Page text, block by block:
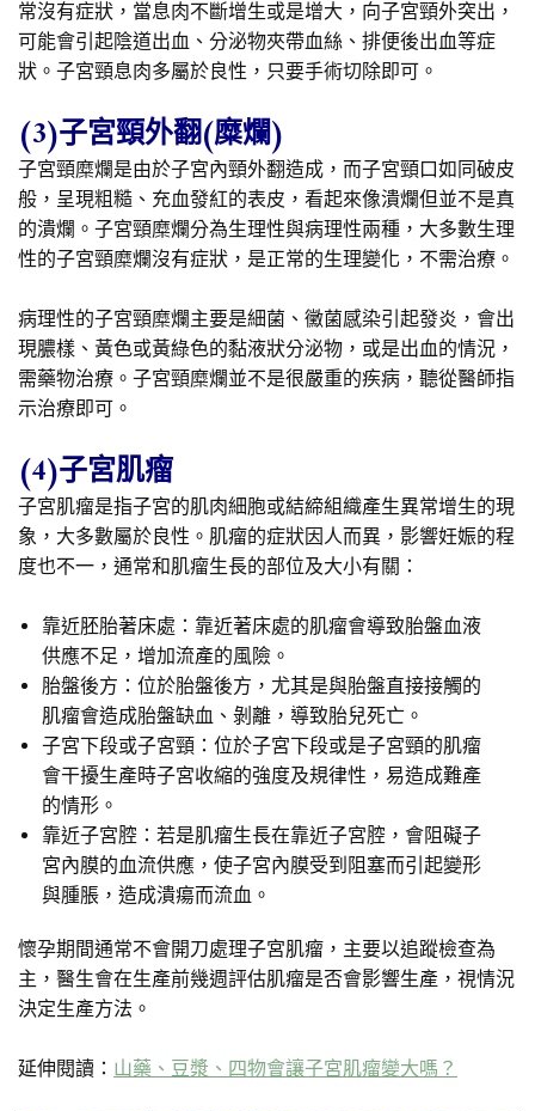
常沒有症狀，當息肉不斷增生或是增大，向子宮頸外突出，
可能會引起陰道出血、分泌物夾帶血絲、排便後出血等症
狀。子宮頸息肉多屬於良性，只要手術切除即可。
(3)子宮頸外翻(糜爛)
子宮頸糜爛是由於子宮內頸外翻造成，而子宮頸口如同破皮
般，呈現粗糙、充血發紅的表皮，看起來像潰爛但並不是真
的潰爛。子宮頸糜爛分為生理性與病理性兩種，大多數生理
性的子宮頸糜爛沒有症狀，是正常的生理變化，不需治療。
病理性的子宮頸糜爛主要是細菌、黴菌感染引起發炎，會出
現膿樣、黃色或黃綠色的黏液狀分泌物，或是出血的情況，
需藥物治療。子宮頸糜爛並不是很嚴重的疾病，聽從醫師指
示治療即可。
(4)子宮肌瘤
子宮肌瘤是指子宮的肌肉細胞或結締組織產生異常增生的現
象，大多數屬於良性。肌瘤的症狀因人而異，影響妊娠的程
度也不一，通常和肌瘤生長的部位及大小有關：
靠近胚胎著床處：靠近著床處的肌瘤會導致胎盤血液
供應不足，增加流產的風險。
胎盤後方：位於胎盤後方，尤其是與胎盤直接接觸的
肌瘤會造成胎盤缺血、剝離，導致胎兒死亡。
子宮下段或子宮頸：位於子宮下段或是子宮頸的肌瘤
會干擾生產時子宮收縮的強度及規律性，易造成難產
的情形。
靠近子宮腔：若是肌瘤生長在靠近子宮腔，會阻礙子
宮內膜的血流供應，使子宮內膜受到阻塞而引起變形
與腫脹，造成潰瘍而流血。
懷孕期間通常不會開刀處理子宮肌瘤，主要以追蹤檢查為
主，醫生會在生產前幾週評估肌瘤是否會影響生產，視情況
決定生產方法。
延伸閱讀： 山藥、豆漿、四物會讓子宮肌瘤變大嗎？